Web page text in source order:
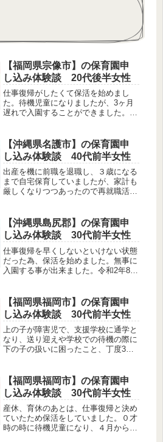
【福岡県宗像市】の保育園申
し込み体験談 20代後半女性
仕事復帰がしたくて保活を始めまし
た。待機児童になりましたが、3ヶ月
遅れで入園することができました。令
【沖縄県名護市】の保育園申
し込み体験談 40代前半女性
出産を機に前職を退職し、３歳になる
まで自宅保育していましたが、家計も
厳しくなりつつあったので再就職活動
た。平成28年8時から17時まで。
【沖縄県島尻郡】の保育園申
し込み体験談 30代前半女性
仕事復帰を早くしないといけない状態
だった為、保活を始めました。無事に
入園する事が出来ました。令和2年8時
【福岡県福岡市】の保育園申
し込み体験談 30代前半女性
上の子が障害児で、支援学校に通学と
なり、送り迎えや学校での待機の際に
下の子の扱いに困ったこと、丁度3歳
した。待機児童になり、現在も待機中
です。
【福岡県福岡市】の保育園申
し込み体験談 30代前半女性
産休、育休のあとは、仕事復帰と決め
ていたため保活をしていました。０才
時の時に待機児童になり、４月から無